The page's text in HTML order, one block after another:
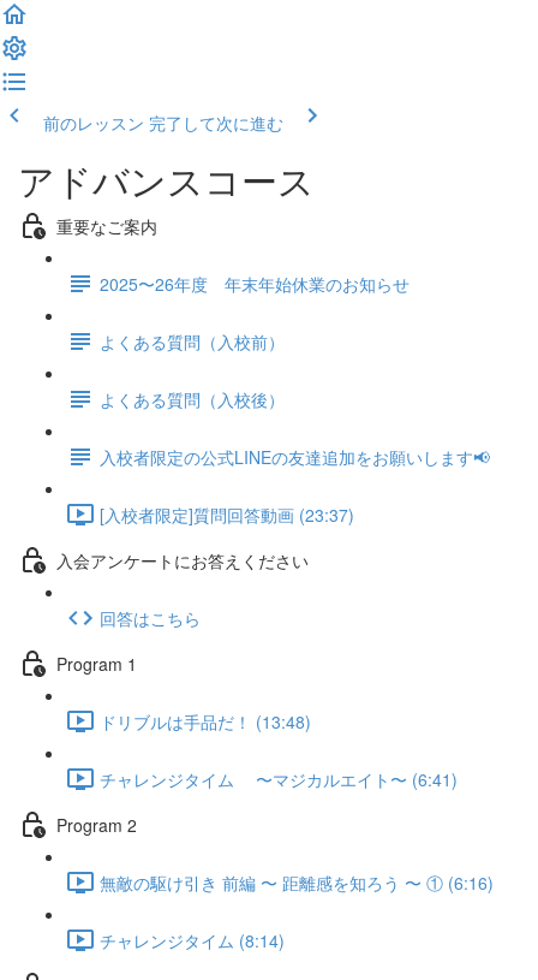
前のレッスン 完了して次に進む
アドバンスコース
重要なご案内
2025〜26年度 年末年始休業のお知らせ
よくある質問（入校前）
よくある質問（入校後）
入校者限定の公式LINEの友達追加をお願いします📢
[入校者限定]質問回答動画 (23:37)
入会アンケートにお答えください
回答はこちら
Program 1
ドリブルは手品だ！ (13:48)
チャレンジタイム 〜マジカルエイト〜 (6:41)
Program 2
無敵の駆け引き 前編 〜 距離感を知ろう 〜 ① (6:16)
チャレンジタイム (8:14)